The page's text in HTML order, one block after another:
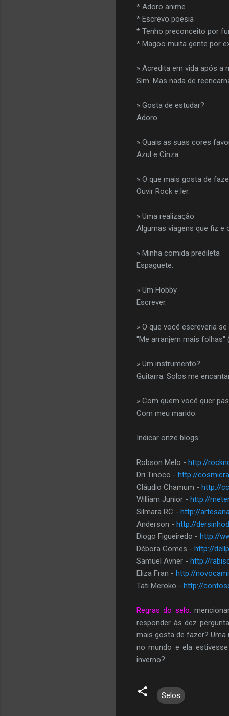
* Adoro anime
* Escrevo poesia
* Tenho preconceito por
* Magoo muita gente por
» Acredita em vida após a
Sim. Mas nada de
» Gosta de estudar?
Adoro.
» Quais as suas cores
Azul e Cinza.
» O que mais gosta de
Ouvir Rock e ler.
» Uma realização:
Algumas viagens que fiz e
» Minha comida predileta
Espaguete.
» Um Hobby
Escrever.
» O que você escreveria
''Me arranjem mais folhas''
» Um instrumento?
Guitarra. Solos me
» Com quem você quer
Com meu marido.
Indicar onze blogs:
Robson Melo - http://
Dri Tinoco - http://
Cláudio Chamum - http://
William Junior - http://
Silmara RC - http://
Anderson - http://
Diogo Figueiredo - http://
Débora Gomes - http://
Samuel Avner - http://
Eliza Fran - http://
Tati Meroko - http://
Regras do selo:
responder às dez
mais gosta de fazer? Uma
no mundo e ela
inverno?
Selos